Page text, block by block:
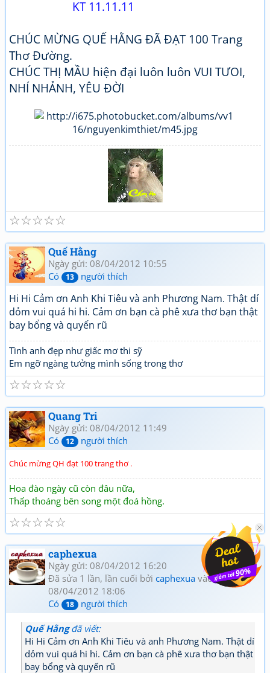
KT 11.11.11
CHÚC MỪNG QUẾ HẰNG ĐÃ ĐẠT 100 Trang
Thơ Đường.
CHÚC THỊ MẦU hiện đại luôn luôn VUI TƯOI,
NHÍ NHẢNH, YÊU ĐỜI
☆
☆
☆
☆
☆
Quế Hằng
Ngày gửi: 08/04/2012 10:55
Có
13 người thích
Hi Hi Cảm ơn Anh Khi Tiêu và anh Phương Nam. Thật dí
dỏm vui quá hi hi. Cảm ơn bạn cà phê xưa thơ bạn thật
bay bổng và quyến rũ
Tình anh đẹp như giấc mơ thi sỹ
Em ngỡ ngàng tưởng mình sống trong thơ
☆
☆
☆
☆
☆
Quang Tri
Ngày gửi: 08/04/2012 11:49
Có
12 người thích
Chúc mừng QH đạt 100 trang thơ .
Hoa đào ngày cũ còn đâu nữa,
Thấp thoáng bên song một đoá hồng.
☆
☆
☆
☆
☆
caphexua
Ngày gửi: 08/04/2012 16:20
Đã sửa 1 lần, lần cuối bởi caphexua vào
08/04/2012 18:06
Có
18 người thích
Quế Hằngđã viết:
Hi Hi Cảm ơn Anh Khi Tiêu và anh Phương Nam. Thật dí
dỏm vui quá hi hi. Cảm ơn bạn cà phê xưa thơ bạn thật
bay bổng và quyến rũ